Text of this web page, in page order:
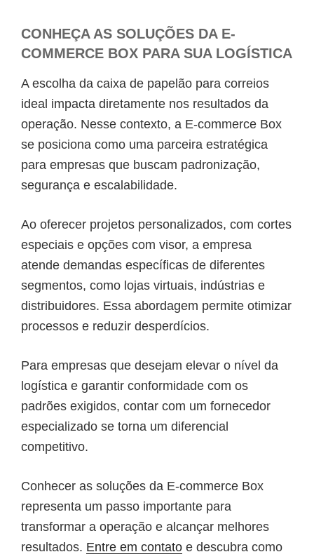
CONHEÇA AS SOLUÇÕES DA E-
COMMERCE BOX PARA SUA LOGÍSTICA
A escolha da caixa de papelão para correios
ideal impacta diretamente nos resultados da
operação. Nesse contexto, a E-commerce Box
se posiciona como uma parceira estratégica
para empresas que buscam padronização,
segurança e escalabilidade.
Ao oferecer projetos personalizados, com cortes
especiais e opções com visor, a empresa
atende demandas específicas de diferentes
segmentos, como lojas virtuais, indústrias e
distribuidores. Essa abordagem permite otimizar
processos e reduzir desperdícios.
Para empresas que desejam elevar o nível da
logística e garantir conformidade com os
padrões exigidos, contar com um fornecedor
especializado se torna um diferencial
competitivo.
Conhecer as soluções da E-commerce Box
representa um passo importante para
transformar a operação e alcançar melhores
resultados. Entre em contato e descubra como